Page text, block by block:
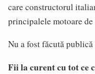
care constructorul
principalele motoare
Nu a fost făcută
Fii la curent cu tot ce